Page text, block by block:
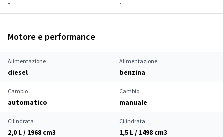
- -
Motore e performance
Alimentazione
diesel
Alimentazione
benzina
Cambio
automatico
Cambio
manuale
Cilindrata
2,0 L / 1968 cm3
Cilindrata
1,5 L / 1498 cm3